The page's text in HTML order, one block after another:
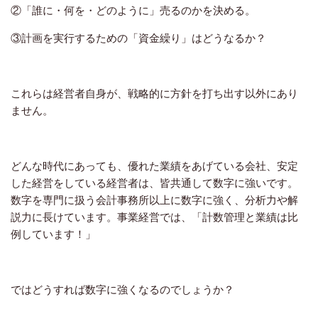
②「誰に・何を・どのように」売るのかを決める。
③計画を実行するための「資金繰り」はどうなるか？
これらは経営者自身が、戦略的に方針を打ち出す以外にあり
ません。
どんな時代にあっても、優れた業績をあげている会社、安定
した経営をしている経営者は、皆共通して数字に強いです。
数字を専門に扱う会計事務所以上に数字に強く、分析力や解
説力に長けています。事業経営では、「計数管理と業績は比
例しています！」
ではどうすれば数字に強くなるのでしょうか？